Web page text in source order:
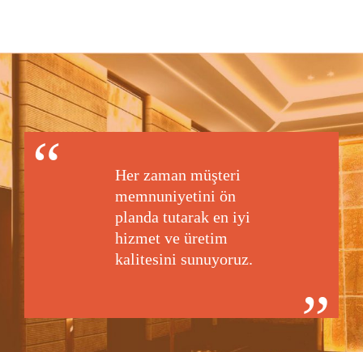
Her zaman müşteri
memnuniyetini ön
planda tutarak en iyi
hizmet ve üretim
kalitesini sunuyoruz.